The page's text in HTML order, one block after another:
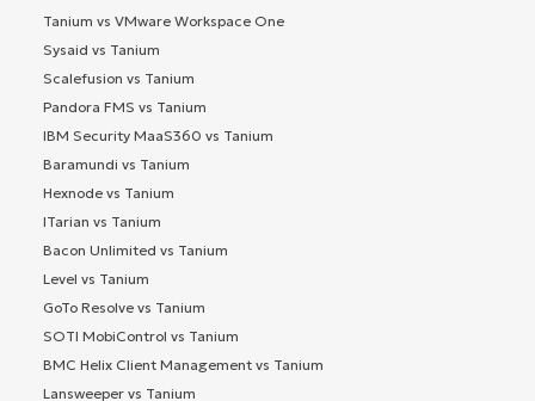
Tanium vs VMware Workspace One
Sysaid vs Tanium
Scalefusion vs Tanium
Pandora FMS vs Tanium
IBM Security MaaS360 vs Tanium
Baramundi vs Tanium
Hexnode vs Tanium
ITarian vs Tanium
Bacon Unlimited vs Tanium
Level vs Tanium
GoTo Resolve vs Tanium
SOTI MobiControl vs Tanium
BMC Helix Client Management vs Tanium
Lansweeper vs Tanium